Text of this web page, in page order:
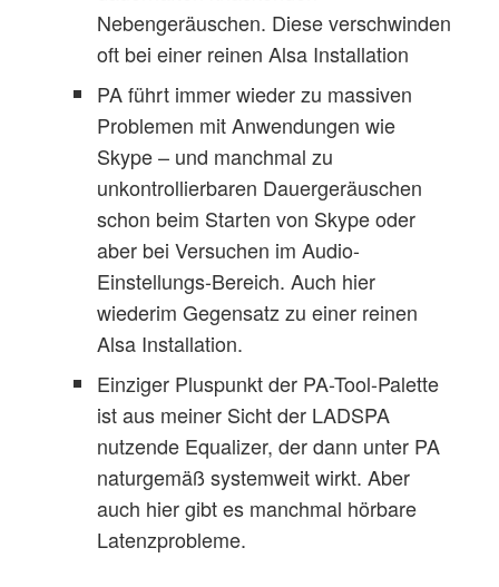
Nebengeräuschen. Diese verschwinden
oft bei einer reinen Alsa Installation
PA führt immer wieder zu massiven
Problemen mit Anwendungen wie
Skype – und manchmal zu
unkontrollierbaren Dauergeräuschen
schon beim Starten von Skype oder
aber bei Versuchen im Audio-
Einstellungs-Bereich. Auch hier
wiederim Gegensatz zu einer reinen
Alsa Installation.
Einziger Pluspunkt der PA-Tool-Palette
ist aus meiner Sicht der LADSPA
nutzende Equalizer, der dann unter PA
naturgemäß systemweit wirkt. Aber
auch hier gibt es manchmal hörbare
Latenzprobleme.